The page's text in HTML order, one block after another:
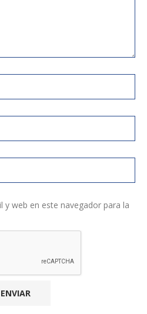
y web en este navegador para la